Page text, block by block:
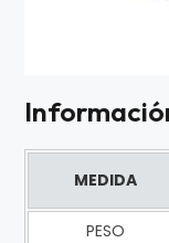
MEDIDA
PESO